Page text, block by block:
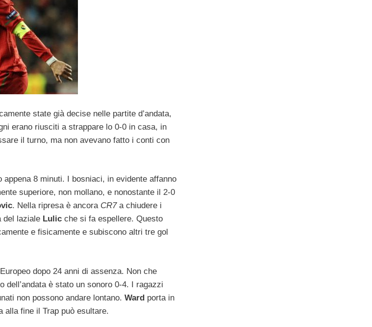
state già decise nelle partite d’andata,
erano riusciti a strappare lo 0-0 in casa, in
il turno, ma non avevano fatto i conti con
8 minuti. I bosniaci, in evidente affanno
superiore, non mollano, e nonostante il 2-0
. Nella ripresa è ancora CR7a chiudere i
del laziale Lulic che si fa espellere. Questo
e fisicamente e subiscono altri tre gol
dopo 24 anni di assenza. Non che
dell’andata è stato un sonoro 0-4. I ragazzi
non possono andare lontano. Ward porta in
alla fine il Trap può esultare.